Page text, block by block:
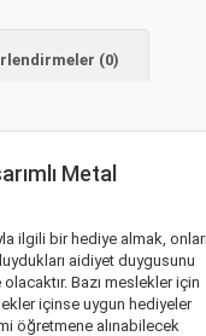
(0)
Metal
ilgili bir hediye almak,
aidiyet duygusunu
Bazı meslekler için
içinse uygun hediyeler
öğretmene alınabilecek